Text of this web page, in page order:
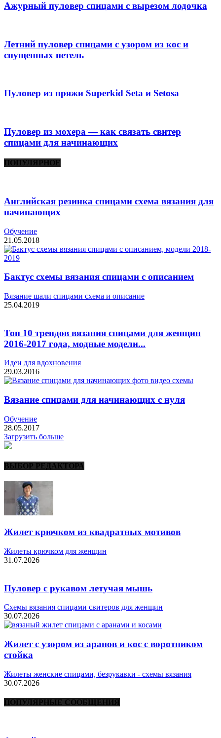
Ажурный пуловер спицами с вырезом лодочка
Летний пуловер спицами с узором из кос и
спущенных петель
Пуловер из пряжи Superkid Seta и Setosa
Пуловер из мохера — как связать свитер
спицами для начинающих
ПОПУЛЯРНОЕ
Английская резинка спицами схема вязания для
начинающих
Обучение
21.05.2018
Бактус схемы вязания спицами с описанием
Вязание шали спицами схема и описание
25.04.2019
Топ 10 трендов вязания спицами для женщин
2016-2017 года, модные модели...
Идеи для вдохновения
29.03.2016
Вязание спицами для начинающих с нуля
Обучение
28.05.2017
Загрузить больше
ВЫБОР РЕДАКТОРА
Жилет крючком из квадратных мотивов
Жилеты крючком для женщин
31.07.2026
Пуловер с рукавом летучая мышь
Схемы вязания спицами свитеров для женщин
30.07.2026
Жилет с узором из аранов и кос с воротником
стойка
Жилеты женские спицами, безрукавки - схемы вязания
30.07.2026
ПОПУЛЯРНЫЕ СООБЩЕНИЯ